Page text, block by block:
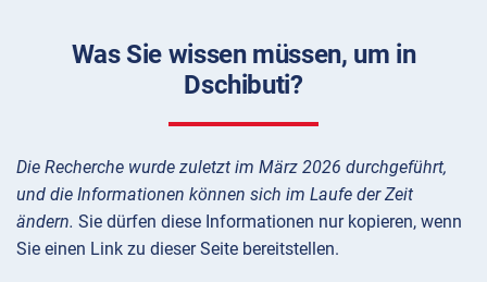
Was Sie wissen müssen, um in
Dschibuti?
Die Recherche wurde zuletzt im März 2026 durchgeführt,
und die Informationen können sich im Laufe der Zeit
ändern. Sie dürfen diese Informationen nur kopieren, wenn
Sie einen Link zu dieser Seite bereitstellen.